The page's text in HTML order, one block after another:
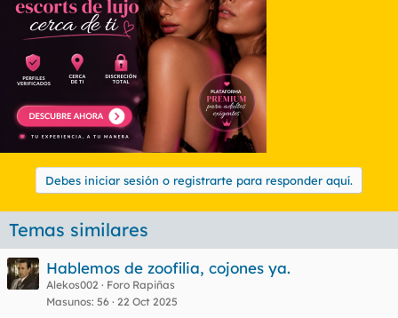
Debes iniciar sesión o registrarte para responder aquí.
Temas similares
Hablemos de zoofilia, cojones ya.
Alekos002
Foro Rapiñas
Masunos 56 22 Oct 2025